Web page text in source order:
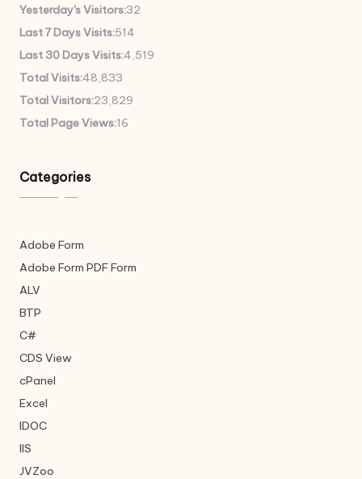
Yesterday's Visitors:32
Last 7 Days Visits:514
Last 30 Days Visits:4,519
Total Visits:48,833
Total Visitors:23,829
Total Page Views:16
Categories
Adobe Form
Adobe Form PDF Form
ALV
BTP
C#
CDS View
cPanel
Excel
IDOC
IIS
JVZoo